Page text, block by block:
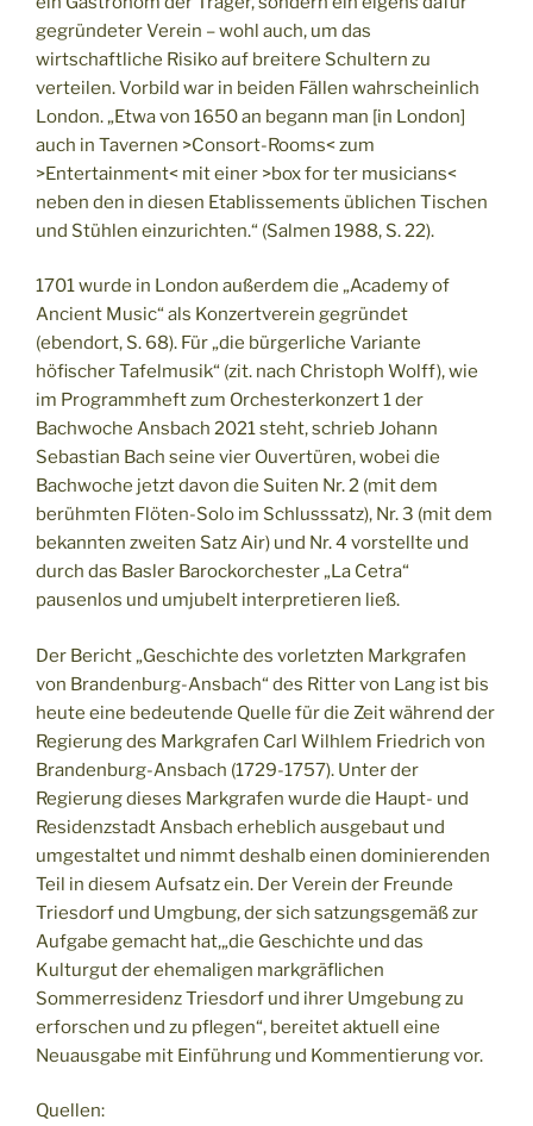
gegründeter Verein – wohl auch, um das
wirtschaftliche Risiko auf breitere Schultern zu
verteilen. Vorbild war in beiden Fällen wahrscheinlich
London. „Etwa von 1650 an begann man [in London]
auch in Tavernen >Consort-Rooms< zum
>Entertainment< mit einer >box for ter musicians<
neben den in diesen Etablissements üblichen Tischen
und Stühlen einzurichten.“ (Salmen 1988, S. 22).
1701 wurde in London außerdem die „Academy of
Ancient Music“ als Konzertverein gegründet
(ebendort, S. 68). Für „die bürgerliche Variante
höfischer Tafelmusik“ (zit. nach Christoph Wolff), wie
im Programmheft zum Orchesterkonzert 1 der
Bachwoche Ansbach 2021 steht, schrieb Johann
Sebastian Bach seine vier Ouvertüren, wobei die
Bachwoche jetzt davon die Suiten Nr. 2 (mit dem
berühmten Flöten-Solo im Schlusssatz), Nr. 3 (mit dem
bekannten zweiten Satz Air) und Nr. 4 vorstellte und
durch das Basler Barockorchester „La Cetra“
pausenlos und umjubelt interpretieren ließ.
Der Bericht „Geschichte des vorletzten Markgrafen
von Brandenburg-Ansbach“ des Ritter von Lang ist bis
heute eine bedeutende Quelle für die Zeit während der
Regierung des Markgrafen Carl Wilhlem Friedrich von
Brandenburg-Ansbach (1729-1757). Unter der
Regierung dieses Markgrafen wurde die Haupt- und
Residenzstadt Ansbach erheblich ausgebaut und
umgestaltet und nimmt deshalb einen dominierenden
Teil in diesem Aufsatz ein. Der Verein der Freunde
Triesdorf und Umgbung, der sich satzungsgemäß zur
Aufgabe gemacht hat,„die Geschichte und das
Kulturgut der ehemaligen markgräflichen
Sommerresidenz Triesdorf und ihrer Umgebung zu
erforschen und zu pflegen“, bereitet aktuell eine
Neuausgabe mit Einführung und Kommentierung vor.
Quellen: